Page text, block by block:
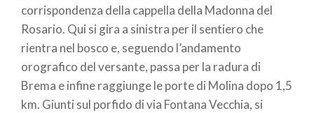
corrispondenza della cappella della Madonna del
Rosario. Qui si gira a sinistra per il sentiero che
rientra nel bosco e, seguendo l’andamento
orografico del versante, passa per la radura di
Brema e infine raggiunge le porte di Molina dopo 1,5
km. Giunti sul porfido di via Fontana Vecchia, si